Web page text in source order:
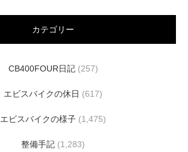
カテゴリー
CB400FOUR日記(257)
エビスバイクの休日 (617)
エビスバイクの様子 (1,475)
整備手記 (1,283)